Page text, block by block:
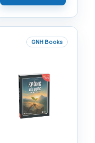
GNH Books